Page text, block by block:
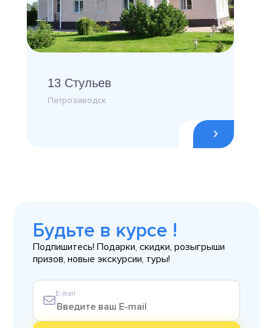
13 Стульев
Петрозаводск
Будьте в курсе !
Подпишитесь! Подарки, скидки, розыгрыши
призов, новые экскурсии, туры!
E-mail